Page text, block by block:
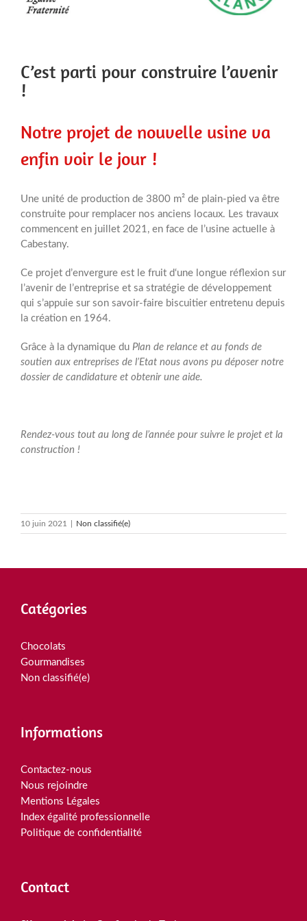
C’est parti pour construire l’avenir
!
Notre projet de nouvelle usine va
enfin voir le jour !
Une unité de production de 3800 m² de plain-pied va être
construite pour remplacer nos anciens locaux. Les travaux
commencent en juillet 2021, en face de l’usine actuelle à
Cabestany.
Ce projet d’envergure est le fruit d‘une longue réflexion sur
l’avenir de l’entreprise et sa stratégie de développement
qui s’appuie sur son savoir-faire biscuitier entretenu depuis
la création en 1964.
Grâce à la dynamique duPlan de relance et au fonds de
soutien aux entreprises de l’Etat nous avons pu déposer notre
dossier de candidature et obtenir une aide.
Rendez-vous tout au long de l’année pour suivre le projet et la
construction !
10 juin 2021 Non classifié(e)
Catégories
Chocolats
Gourmandises
Non classifié(e)
Informations
Contactez-nous
Nous rejoindre
Mentions Légales
Index égalité professionnelle
Politique de confidentialité
Contact